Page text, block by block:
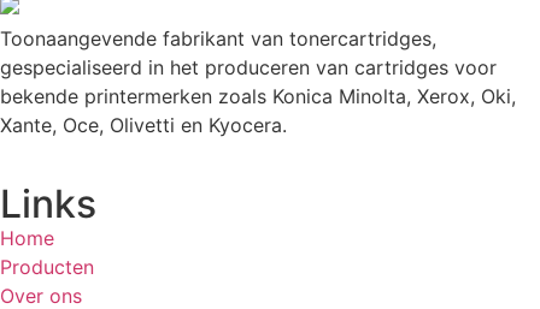
Toonaangevende fabrikant van tonercartridges,
gespecialiseerd in het produceren van cartridges voor
bekende printermerken zoals Konica Minolta, Xerox, Oki,
Xante, Oce, Olivetti en Kyocera.
Links
Home
Producten
Over ons